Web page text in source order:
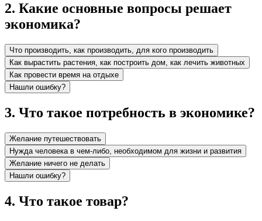
2. Какие основные вопросы решает
экономика?
Что производить, как производить, для кого производить
Как вырастить растения, как построить дом, как лечить животных
Как провести время на отдыхе
Нашли ошибку?
3. Что такое потребность в экономике?
Желание путешествовать
Нужда человека в чем-либо, необходимом для жизни и развития
Желание ничего не делать
Нашли ошибку?
4. Что такое товар?